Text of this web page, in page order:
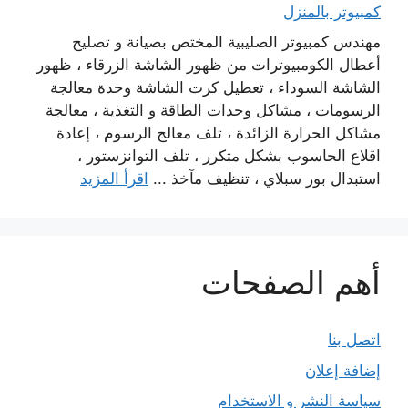
كمبيوتر بالمنزل
مهندس كمبيوتر الصليبية المختص بصيانة و تصليح
أعطال الكومبيوترات من ظهور الشاشة الزرقاء ، ظهور
الشاشة السوداء ، تعطيل كرت الشاشة وحدة معالجة
الرسومات ، مشاكل وحدات الطاقة و التغذية ، معالجة
مشاكل الحرارة الزائدة ، تلف معالج الرسوم ، إعادة
اقلاع الحاسوب بشكل متكرر ، تلف التوانزستور ،
استبدال بور سبلاي ، تنظيف مآخذ ... اقرأ المزيد
أهم الصفحات
اتصل بنا
إضافة إعلان
سياسة النشر و الاستخدام